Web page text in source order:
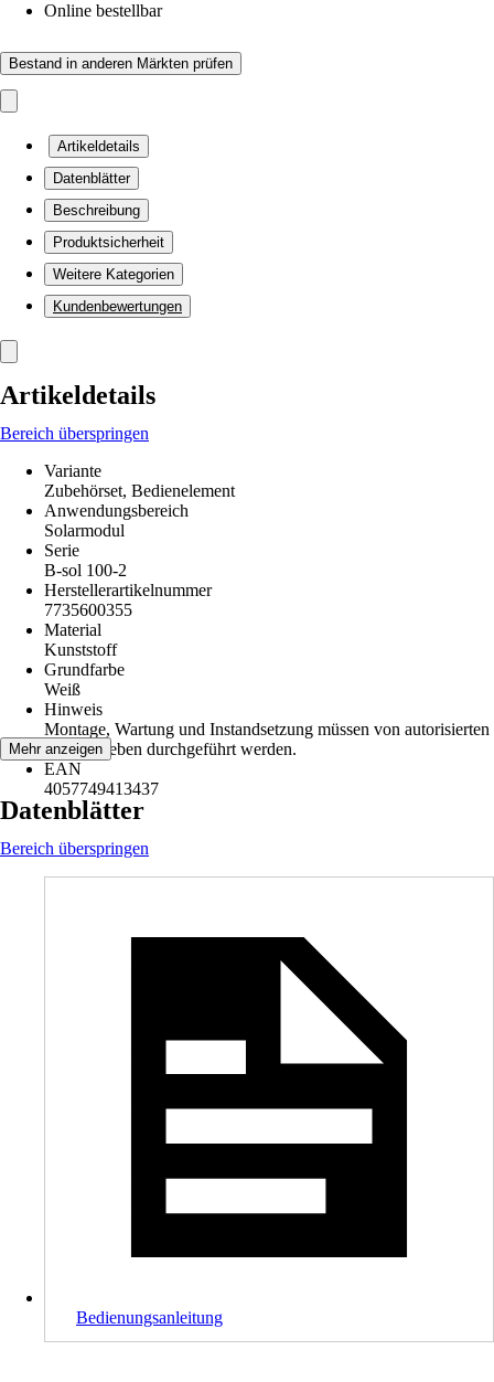
Online bestellbar
Bestand in anderen Märkten prüfen
Artikeldetails
Datenblätter
Beschreibung
Produktsicherheit
Weitere Kategorien
Kundenbewertungen
Artikeldetails
Bereich überspringen
Variante
Zubehörset, Bedienelement
Anwendungsbereich
Solarmodul
Serie
B-sol 100-2
Herstellerartikelnummer
7735600355
Material
Kunststoff
Grundfarbe
Weiß
Hinweis
Montage, Wartung und Instandsetzung müssen von autorisierten
Fachbetrieben durchgeführt werden.
EAN
4057749413437
Mehr anzeigen
Datenblätter
Bereich überspringen
Bedienungsanleitung